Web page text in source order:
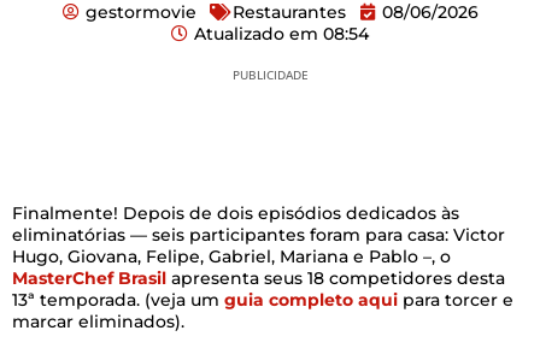
gestormovie Restaurantes
08/06/2026
Atualizado em 08:54
PUBLICIDADE
Finalmente! Depois de dois episódios dedicados às
eliminatórias — seis participantes foram para casa: Victor
Hugo, Giovana, Felipe, Gabriel, Mariana e Pablo –, o
MasterChef Brasil apresenta seus 18 competidores desta
13ª temporada. (veja um guia completo aqui para torcer e
marcar eliminados).